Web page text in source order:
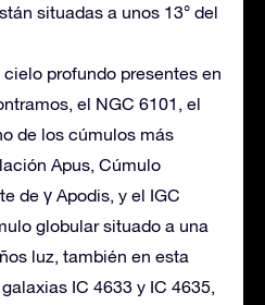
situadas a unos 13° del
profundo presentes en
el NGC 6101, el
de los cúmulos más
Apus, Cúmulo
de γ Apodis, y el IGC
globular situado a una
luz, también en esta
IC 4633 y IC 4635,